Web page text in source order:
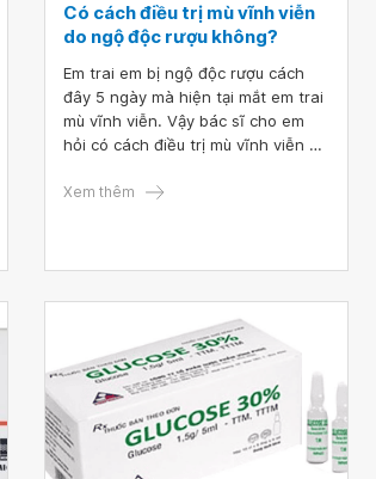
Có cách điều trị mù vĩnh viễn
do ngộ độc rượu không?
Em trai em bị ngộ độc rượu cách
đây 5 ngày mà hiện tại mắt em trai
mù vĩnh viễn. Vậy bác sĩ cho em
hỏi có cách điều trị mù vĩnh viễn do
bác sĩ.
Xem thêm